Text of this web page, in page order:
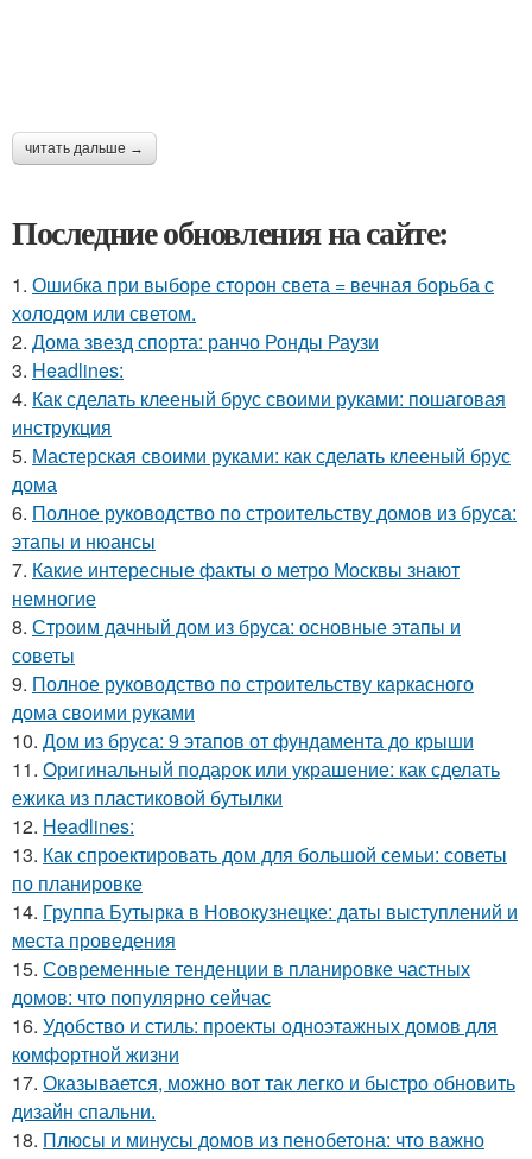
читать дальше →
Последние обновления на сайте:
1. Ошибка при выборе сторон света = вечная борьба с
холодом или светом.
2. Дома звезд спорта: ранчо Ронды Раузи
3. Headlines:
4. Как сделать клееный брус своими руками: пошаговая
инструкция
5. Мастерская своими руками: как сделать клееный брус
дома
6. Полное руководство по строительству домов из бруса:
этапы и нюансы
7. Какие интересные факты о метро Москвы знают
немногие
8. Строим дачный дом из бруса: основные этапы и
советы
9. Полное руководство по строительству каркасного
дома своими руками
10. Дом из бруса: 9 этапов от фундамента до крыши
11. Оригинальный подарок или украшение: как сделать
ежика из пластиковой бутылки
12. Headlines:
13. Как спроектировать дом для большой семьи: советы
по планировке
14. Группа Бутырка в Новокузнецке: даты выступлений и
места проведения
15. Современные тенденции в планировке частных
домов: что популярно сейчас
16. Удобство и стиль: проекты одноэтажных домов для
комфортной жизни
17. Оказывается, можно вот так легко и быстро обновить
дизайн спальни.
18. Плюсы и минусы домов из пенобетона: что важно